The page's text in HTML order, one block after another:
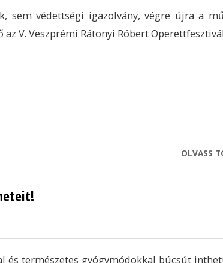
sem védettségi igazolvány, végre újra a
az V. Veszprémi Rátonyi Róbert
OLVASS
és természetes gyógymódokkal búcsút